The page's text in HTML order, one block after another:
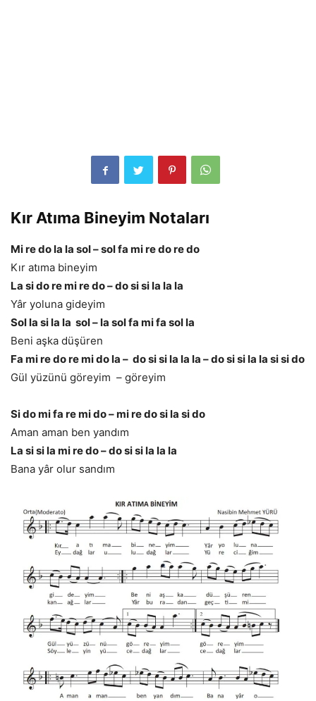
Kır Atıma Bineyim Notaları
Mi re do la la sol – sol fa mi re do re do
Kır atıma bineyim
La si do re mi re do – do si si la la la
Yâr yoluna gideyim
Sol la si la la sol – la sol fa mi fa sol la
Beni aşka düşüren
Fa mi re do re mi do la – do si si la la la – do si si la la si si do
Gül yüzünü göreyim – göreyim
Si do mi fa re mi do – mi re do si la si do
Aman aman ben yandım
La si si la mi re do – do si si la la la
Bana yâr olur sandım